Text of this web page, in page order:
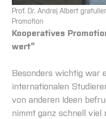
Prof. Dr. Andrej Albert
Promotion
Kooperatives
wert“
Besonders wichtig war
internationalen
von anderen Ideen
nimmt ganz schnell viel